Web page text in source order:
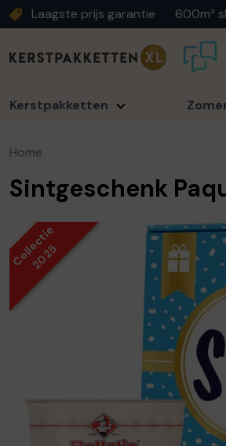
Laagste prijs garantie 600m²
Kerstpakketten
Home
Sintgeschenk
Collectie
2025